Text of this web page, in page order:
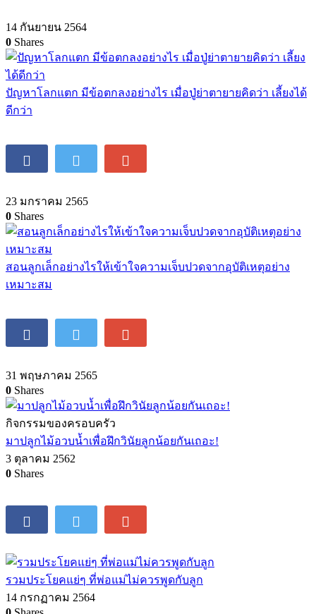
ชีวิตครอบครัว
ดูแลคนเก่งด้วยหลัก 4R ช่วยให้เกิด EF!
14 กันยายน 2564
0 Shares
ปัญหาโลกแตก มีข้อตกลงอย่างไร เมื่อปู่ย่าตายายคิดว่า เลี้ยงได้
ดีกว่า
23 มกราคม 2565
0 Shares
สอนลูกเล็กอย่างไรให้เข้าใจความเจ็บปวดจากอุบัติเหตุอย่าง
เหมาะสม
0Shares
กิจกรรมของครอบครัว
มาปลูกไม้อวบน้ำเพื่อฝึกวินัยลูกน้อยกันเถอะ!